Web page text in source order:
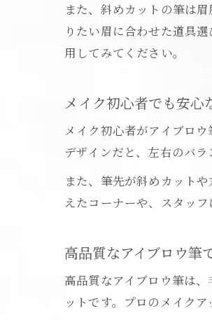
また、斜めカットの筆は
りたい眉に合わせた道具
用してみてください。
メイク初心者でも安心
メイク初心者がアイブロ
デザインだと、左右のバラ
また、筆先が斜めカット
えたコーナーや、スタッ
高品質なアイブロウ筆
高品質なアイブロウ筆は
ットです。プロのメイク